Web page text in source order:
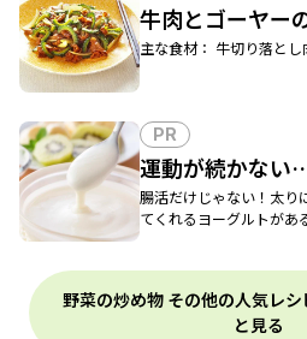
牛肉とゴーヤー
主な食材： 牛切り落と
PR
運動が続かない
腸活だけじゃない！太り
てくれるヨーグルトがあ
野菜の炒め物 その他の人気レ
と見る